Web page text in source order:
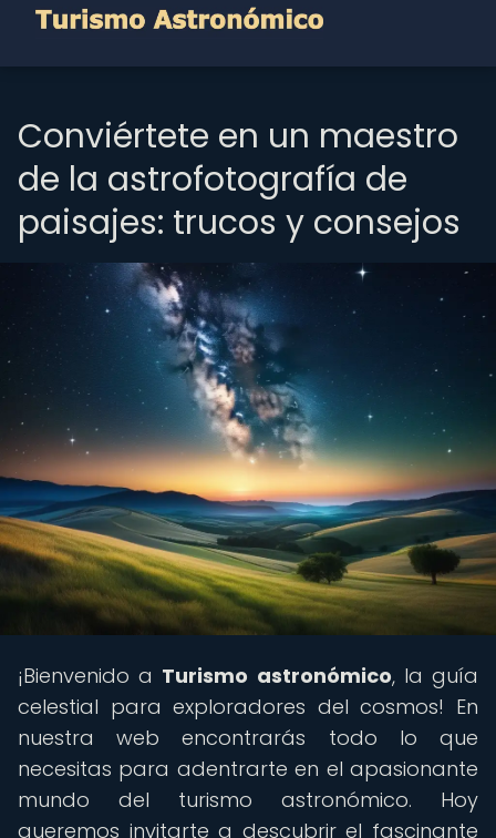
Conviértete en un maestro
de la astrofotografía de
paisajes: trucos y consejos
¡Bienvenido a Turismo astronómico, la guía
celestial para exploradores del cosmos! En
nuestra web encontrarás todo lo que
necesitas para adentrarte en el apasionante
mundo del turismo astronómico. Hoy
queremos invitarte a descubrir el fascinante